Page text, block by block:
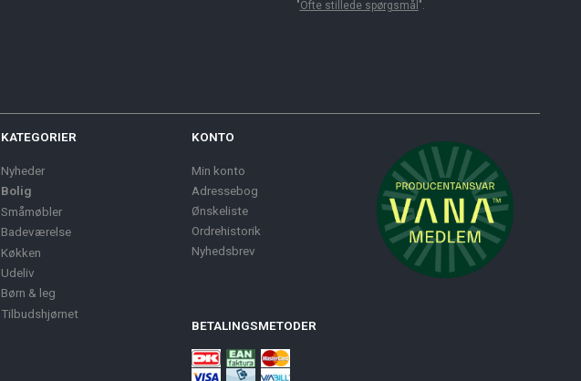
"Ofte stillede spørgsmål ".
KATEGORIER
Nyheder
Bolig
Småmøbler
Badeværelse
Køkken
Udeliv
Børn & leg
Tilbudshjørnet
KONTO
Min konto
Adressebog
Ønskeliste
Ordrehistorik
Nyhedsbrev
BETALINGSMETODER